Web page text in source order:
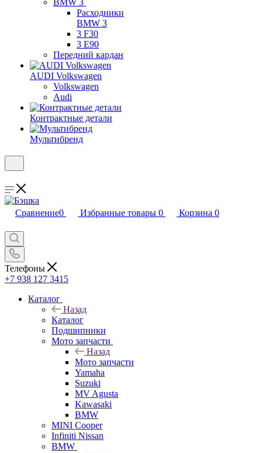
BMW 3
Расходники
BMW 3
3 F30
3 E90
Передний кардан
AUDI Volkswagen
Volkswagen
Audi
Контрактные детали
Мультибренд
Сравнение0 Избранные товары 0 Корзина 0
Телефоны
+7 938 127 3415
Каталог
Назад
Каталог
Подшипники
Мото запчасти
Назад
Мото запчасти
Yamaha
Suzuki
MV Agusta
Kawasaki
BMW
MINI Cooper
Infiniti Nissan
BMW